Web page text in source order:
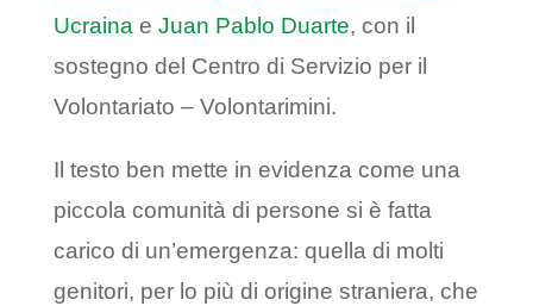
Ucraina e Juan Pablo Duarte, con il
sostegno del Centro di Servizio per il
Volontariato – Volontarimini.
Il testo ben mette in evidenza come una
piccola comunità di persone si è fatta
carico di un’emergenza: quella di molti
genitori, per lo più di origine straniera, che